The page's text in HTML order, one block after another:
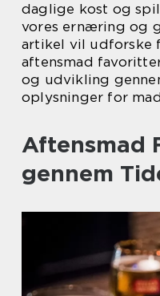
daglige kost og
vores ernæring og
artikel vil udforske
aftensmad
og udvikling
oplysninger for
Aftensmad
gennem